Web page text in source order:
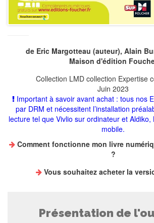
de Eric Margotteau (auteur), Alain
Maison d'édition
Collection LMD collection Expertise
Juin 2023
Important à savoir avant achat : tous nos
par DRM et nécessitent l’installation
lecture tel que Vivlio sur ordinateur et
mobile.
Comment fonctionne mon livre
?
Vous souhaitez acheter la
Présentation de